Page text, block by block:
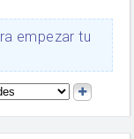
empezar tu